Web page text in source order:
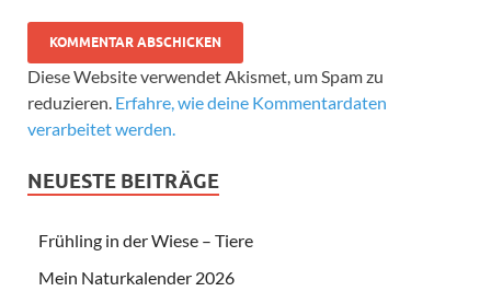
Diese Website verwendet Akismet, um Spam zu
reduzieren. Erfahre, wie deine Kommentardaten
verarbeitet werden.
NEUESTE BEITRÄGE
Frühling in der Wiese – Tiere
Mein Naturkalender 2026